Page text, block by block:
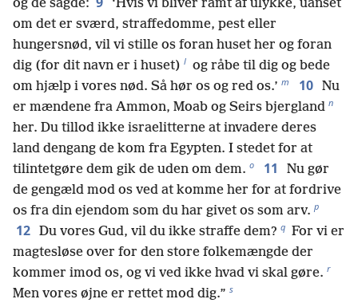
og de sagde:
‘Hvis vi bliver ramt af ulykke, uanset
om det er sværd, straffedomme, pest eller
hungersnød, vil vi stille os foran huset her og foran
dig (for dit navn er i huset) l og råbe til dig og bede
om hjælp i vores nød. Så hør os og red os.’ m 10 Nu
er mændene fra Ammon, Moab og Seirs bjergland n
her. Du tillod ikke israelitterne at invadere deres
land dengang de kom fra Egypten. I stedet for at
tilintetgøre dem gik de uden om dem. o 11
Nu gør
de gengæld mod os ved at komme her for at fordrive
os fra din ejendom som du har givet os som arv. p
12 Du vores Gud, vil du ikke straffe dem? q For vi er
magtesløse over for den store folkemængde der
kommer imod os, og vi ved ikke hvad vi skal gøre. r
Men vores øjne er rettet mod dig.” s